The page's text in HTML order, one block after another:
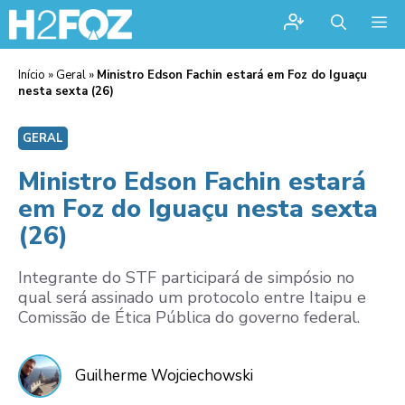
Início » Geral » Ministro Edson Fachin estará em Foz do Iguaçu
nesta sexta (26)
GERAL
Ministro Edson Fachin estará
em Foz do Iguaçu nesta sexta
(26)
Integrante do STF participará de simpósio no
qual será assinado um protocolo entre Itaipu e
Comissão de Ética Pública do governo federal.
Guilherme Wojciechowski